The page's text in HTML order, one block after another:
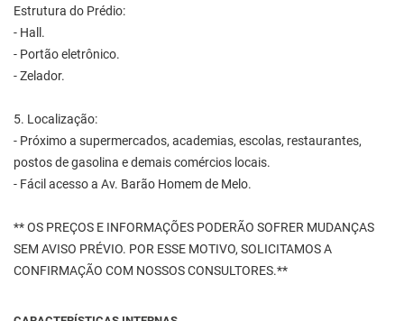
Estrutura do Prédio:
- Hall.
- Portão eletrônico.
- Zelador.
5. Localização:
- Próximo a supermercados, academias, escolas, restaurantes,
postos de gasolina e demais comércios locais.
- Fácil acesso a Av. Barão Homem de Melo.
** OS PREÇOS E INFORMAÇÕES PODERÃO SOFRER MUDANÇAS
SEM AVISO PRÉVIO. POR ESSE MOTIVO, SOLICITAMOS A
CONFIRMAÇÃO COM NOSSOS CONSULTORES.**